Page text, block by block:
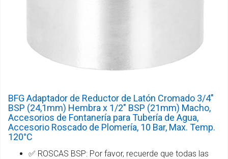
BFG Adaptador de Reductor de Latón Cromado 3/4"
BSP (24,1mm) Hembra x 1/2" BSP (21mm) Macho,
Accesorios de Fontanería para Tubería de Agua,
Accesorio Roscado de Plomería, 10 Bar, Max. Temp.
120°C
✅ ROSCAS BSP: Por favor, recuerde que todas las